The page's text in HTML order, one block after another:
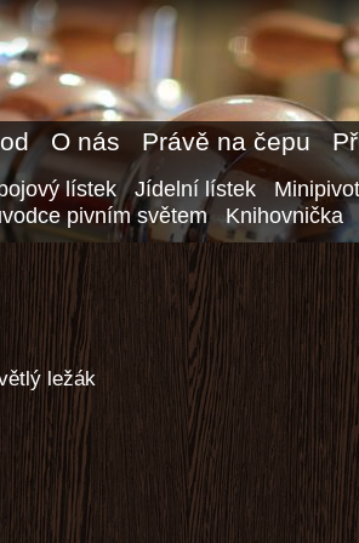
O nás Právě na čepu
lístek Jídelní lístek
pivním světem
Knihovnička
ležák